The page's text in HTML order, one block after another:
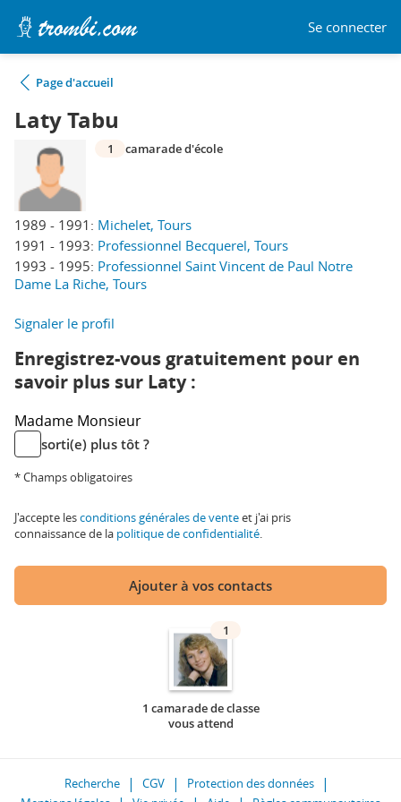
Se connecter
Page d'accueil
Laty Tabu
1989 - 1991: Michelet, Tours
1991 - 1993: Professionnel Becquerel, Tours
1993 - 1995: Professionnel Saint Vincent de Paul Notre
Dame La Riche, Tours
1 camarade d'école
Signaler le profil
Enregistrez-vous gratuitement pour en
savoir plus sur Laty :
Madame Monsieur
sorti(e) plus tôt ?
* Champs obligatoires
J'accepte lesconditions générales de venteet j'ai pris
connaissance de la politique de confidentialité.
Ajouter à vos contacts
1
1 camarade de classe
vous attend
Recherche CGV
Protection des données